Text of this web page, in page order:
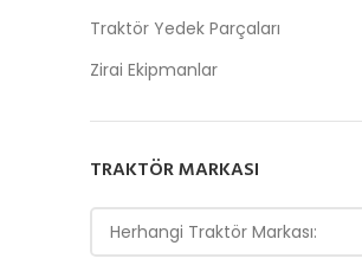
Traktör Yedek Parçaları
Zirai Ekipmanlar
TRAKTÖR MARKASI
Herhangi Traktör Markası: